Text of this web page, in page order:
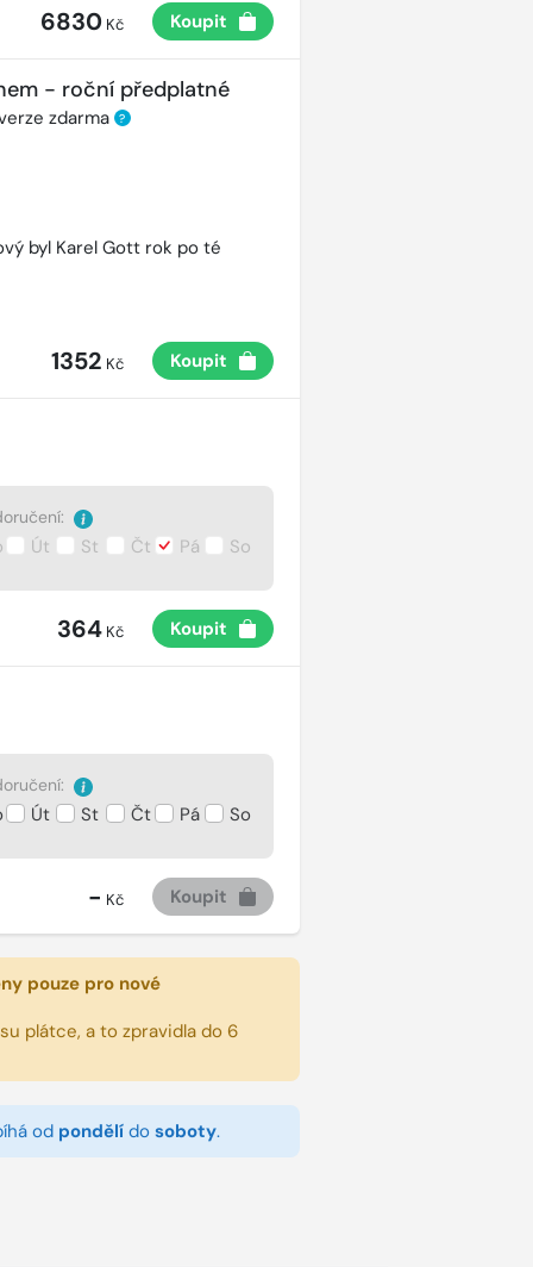
6830Kč Koupit
- roční předplatné
zdarma ?
byl Karel Gott rok po té
1352 Kč Koupit
Út St Čt Pá So
364Kč Koupit
Út St Čt Pá So
- Kč Koupit
pouze pro nové
plátce, a to zpravidla do 6
od pondělído soboty.